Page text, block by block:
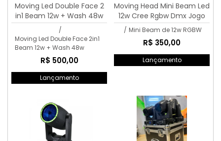
Moving Led Double Face 2
in1 Beam 12w + Wash 48w
Dmx Strobo
/
Moving Led Double Face 2in1
Beam 12w + Wash 48w
R$ 500,00
Lançamento
Moving Head Mini Beam Led
12w Cree Rgbw Dmx Jogo
De Luz
/ Mini Beam de 12w RGBW
R$ 350,00
Lançamento